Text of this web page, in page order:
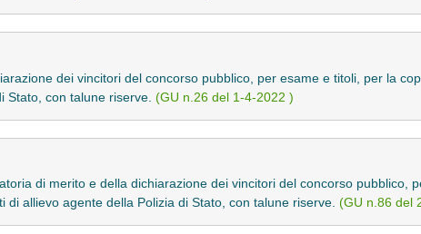
dei vincitori del concorso pubblico, per esame e titoli, per la
Stato, con talune riserve. (GU n.26 del 1-4-2022 )
di merito e della dichiarazione dei vincitori del concorso pubblico,
di allievo agente della Polizia di Stato, con talune riserve. (GU n.86 del